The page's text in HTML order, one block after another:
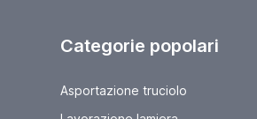
Categorie popolari
Asportazione truciolo